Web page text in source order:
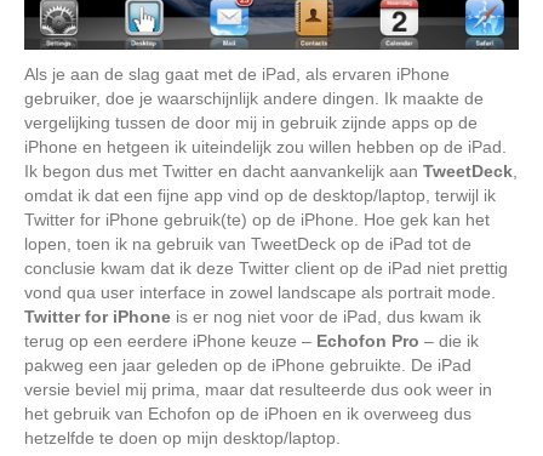
Als je aan de slag gaat met de iPad, als ervaren iPhone
gebruiker, doe je waarschijnlijk andere dingen. Ik maakte de
vergelijking tussen de door mij in gebruik zijnde apps op de
iPhone en hetgeen ik uiteindelijk zou willen hebben op de iPad.
Ik begon dus met Twitter en dacht aanvankelijk aan TweetDeck,
omdat ik dat een fijne app vind op de desktop/laptop, terwijl ik
Twitter for iPhone gebruik(te) op de iPhone. Hoe gek kan het
lopen, toen ik na gebruik van TweetDeck op de iPad tot de
conclusie kwam dat ik deze Twitter client op de iPad niet prettig
vond qua user interface in zowel landscape als portrait mode.
Twitter for iPhone is er nog niet voor de iPad, dus kwam ik
terug op een eerdere iPhone keuze – Echofon Pro – die ik
pakweg een jaar geleden op de iPhone gebruikte. De iPad
versie beviel mij prima, maar dat resulteerde dus ook weer in
het gebruik van Echofon op de iPhoen en ik overweeg dus
hetzelfde te doen op mijn desktop/laptop.